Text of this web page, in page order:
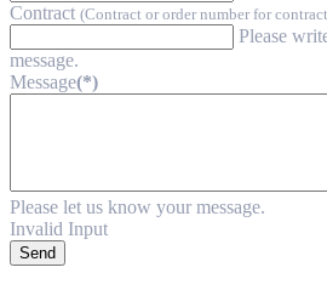
Contract (Contract or order number for
Please
message.
Message(*)
Please let us know your message.
Invalid Input
Send